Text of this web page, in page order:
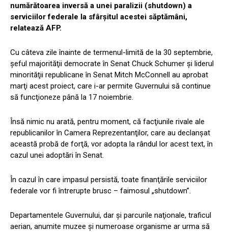
numărătoarea inversă a unei paralizii (shutdown) a
serviciilor federale la sfârşitul acestei săptămâni,
relatează AFP.
Cu câteva zile înainte de termenul-limită de la 30 septembrie,
şeful majorităţii democrate în Senat Chuck Schumer şi liderul
minorităţii republicane în Senat Mitch McConnell au aprobat
marţi acest proiect, care i-ar permite Guvernului să continue
să funcţioneze până la 17 noiembrie.
Însă nimic nu arată, pentru moment, că facţiunile rivale ale
republicanilor în Camera Reprezentanţilor, care au declanşat
această probă de forţă, vor adopta la rândul lor acest text, în
cazul unei adoptări în Senat.
În cazul în care impasul persistă, toate finanţările serviciilor
federale vor fi întrerupte brusc – faimosul „shutdown”.
Departamentele Guvernului, dar şi parcurile naţionale, traficul
aerian, anumite muzee şi numeroase organisme ar urma să